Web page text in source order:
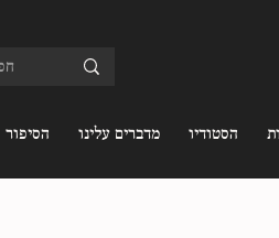
הסיפור מדברים עלינו הסטודיו